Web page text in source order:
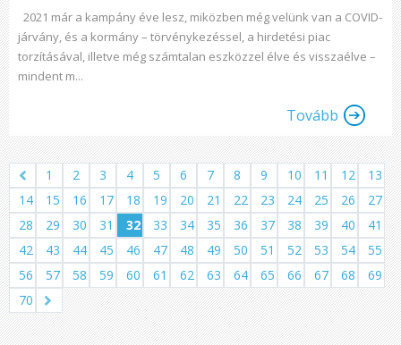
2021 már a kampány éve lesz, miközben még velünk van a COVID-
járvány, és a kormány – törvénykezéssel, a hirdetési piac
torzításával, illetve még számtalan eszközzel élve és visszaélve –
mindent m...
Tovább
1 2 3 4 5 6 7 8 9 10 11 12
13
14
15 16 17 18 19 20 21 22 23 24 25 26
27
28
29 30 31 32 33 34 35 36 37 38 39 40
41
42
43 44 45 46 47 48 49 50 51 52 53 54
55
56
57 58 59 60 61 62 63 64 65 66 67 68
69
70